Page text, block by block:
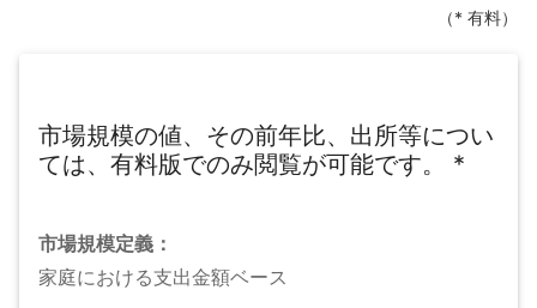
（* 有料）
市場規模の値、その前年比、出所等につい
ては、有料版でのみ閲覧が可能です。
*
市場規模定義：
家庭における支出金額ベース